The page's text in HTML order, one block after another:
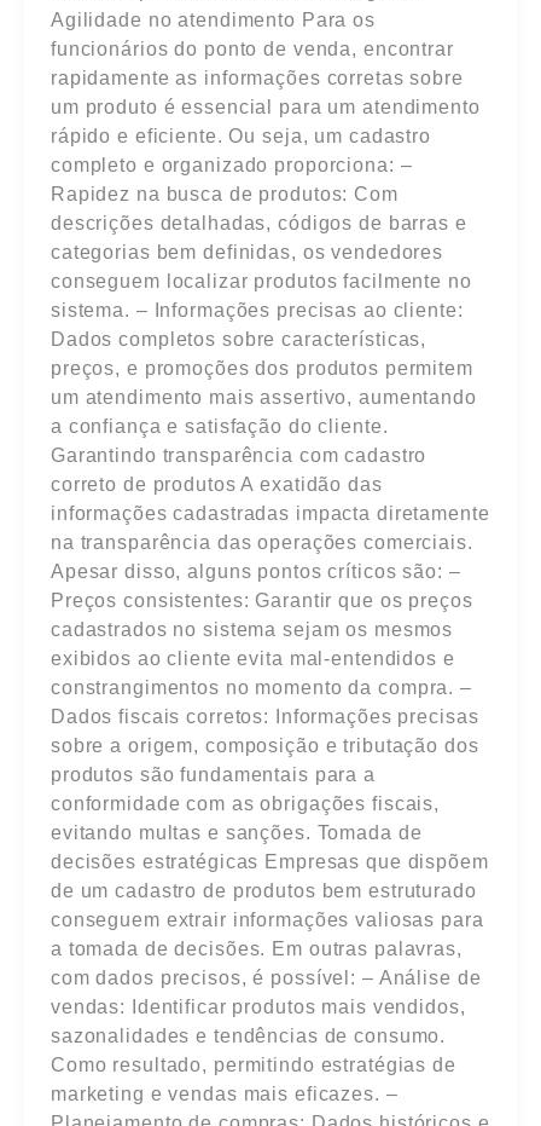
Agilidade no atendimento Para os
funcionários do ponto de venda, encontrar
rapidamente as informações corretas sobre
um produto é essencial para um atendimento
rápido e eficiente. Ou seja, um cadastro
completo e organizado proporciona: –
Rapidez na busca de produtos: Com
descrições detalhadas, códigos de barras e
categorias bem definidas, os vendedores
conseguem localizar produtos facilmente no
sistema. – Informações precisas ao cliente:
Dados completos sobre características,
preços, e promoções dos produtos permitem
um atendimento mais assertivo, aumentando
a confiança e satisfação do cliente.
Garantindo transparência com cadastro
correto de produtos A exatidão das
informações cadastradas impacta diretamente
na transparência das operações comerciais.
Apesar disso, alguns pontos críticos são: –
Preços consistentes: Garantir que os preços
cadastrados no sistema sejam os mesmos
exibidos ao cliente evita mal-entendidos e
constrangimentos no momento da compra. –
Dados fiscais corretos: Informações precisas
sobre a origem, composição e tributação dos
produtos são fundamentais para a
conformidade com as obrigações fiscais,
evitando multas e sanções. Tomada de
decisões estratégicas Empresas que dispõem
de um cadastro de produtos bem estruturado
conseguem extrair informações valiosas para
a tomada de decisões. Em outras palavras,
com dados precisos, é possível: – Análise de
vendas: Identificar produtos mais vendidos,
sazonalidades e tendências de consumo.
Como resultado, permitindo estratégias de
marketing e vendas mais eficazes. –